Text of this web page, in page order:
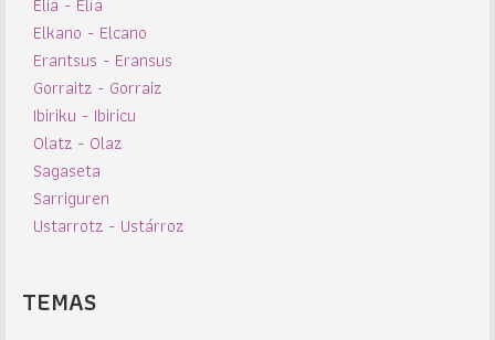
Elkano - Elcano
Erantsus - Eransus
Gorraitz - Gorraiz
Ibiriku - Ibiricu
Olatz - Olaz
Sagaseta
Sarriguren
Ustarrotz - Ustárroz
TEMAS